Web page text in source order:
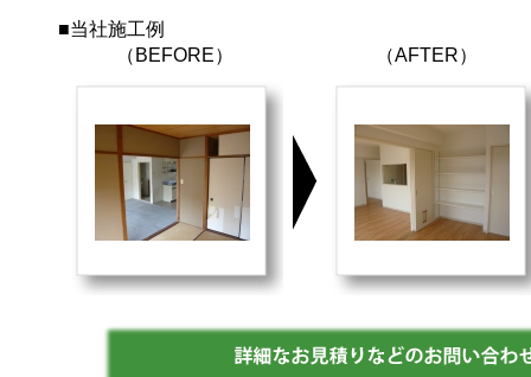
■当社施工例
（BEFORE）
（AFTER）